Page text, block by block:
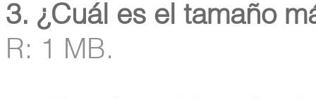
3. ¿Cuál es el tamaño
R: 1 MB.